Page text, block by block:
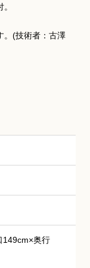
。(技術者：古澤
149cm×奥行